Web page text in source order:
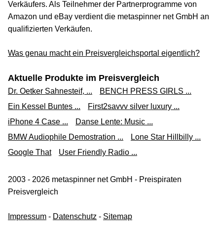
Verkäufers. Als Teilnehmer der Partnerprogramme von
Amazon und eBay verdient die metaspinner net GmbH an
qualifizierten Verkäufen.
Was genau macht ein Preisvergleichsportal eigentlich?
Aktuelle Produkte im Preisvergleich
Dr. Oetker Sahnesteif, ...
BENCH PRESS GIRLS ...
Ein Kessel Buntes ...
First2savvv silver luxury ...
iPhone 4 Case ...
Danse Lente: Music ...
BMW Audiophile Demostration ...
Lone Star Hillbilly ...
Google That
User Friendly Radio ...
2003 - 2026 metaspinner net GmbH - Preispiraten
Preisvergleich
Impressum - Datenschutz - Sitemap